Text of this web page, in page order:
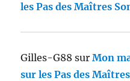
les Pas des Maîtres
Gilles-G88 surMon
sur les Pas des